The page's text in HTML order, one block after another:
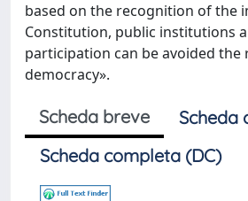
based on the recognition of the
Constitution, public institutions
participation can be avoided the
democracy».
Scheda breve
Scheda
Scheda completa (DC)